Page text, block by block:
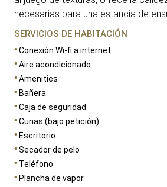
necesarias para una estancia de
SERVICIOS DE HABITACIÓN
Conexión Wi-fi a internet
Aire acondicionado
Amenities
Bañera
Caja de seguridad
Cunas (bajo petición)
Escritorio
Secador de pelo
Teléfono
Plancha de vapor